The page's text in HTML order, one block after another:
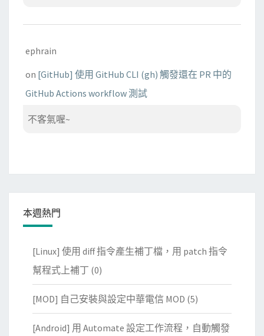
ephrain
on [GitHub] 使用 GitHub CLI (gh) 觸發還在 PR 中的
GitHub Actions workflow 測試
不客氣喔~
本週熱門
[Linux] 使用 diff 指令產生補丁檔，用 patch 指令
幫程式上補丁 (0)
[MOD] 自己安裝與設定中華電信 MOD (5)
[Android] 用 Automate 設定工作流程，自動觸發